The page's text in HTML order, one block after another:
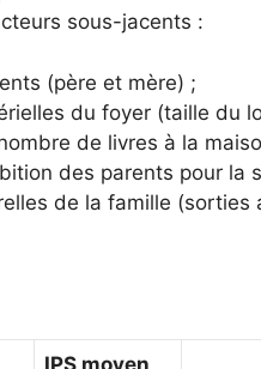
sous-jacents :
(père et mère) ;
du foyer (taille du
de livres à la
des parents pour
de la famille (sorties
IPS moyen